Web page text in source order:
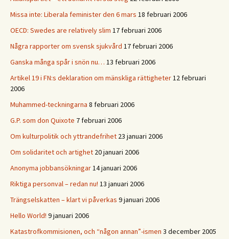
Missa inte: Liberala feminister den 6 mars 18 februari 2006
OECD: Swedes are relatively slim 17 februari 2006
Några rapporter om svensk sjukvård 17 februari 2006
Ganska många spår i snön nu… 13 februari 2006
Artikel 19 i FN:s deklaration om mänskliga rättigheter12 februari
2006
Muhammed-teckningarna 8 februari 2006
G.P. som don Quixote 7 februari 2006
Om kulturpolitik och yttrandefrihet 23 januari 2006
Om solidaritet och artighet 20 januari 2006
Anonyma jobbansökningar14 januari 2006
Riktiga personval – redan nu! 13 januari 2006
Trängselskatten – klart vi påverkas 9 januari 2006
Hello World! 9 januari 2006
Katastrofkommisionen, och “någon annan”-ismen 3 december 2005